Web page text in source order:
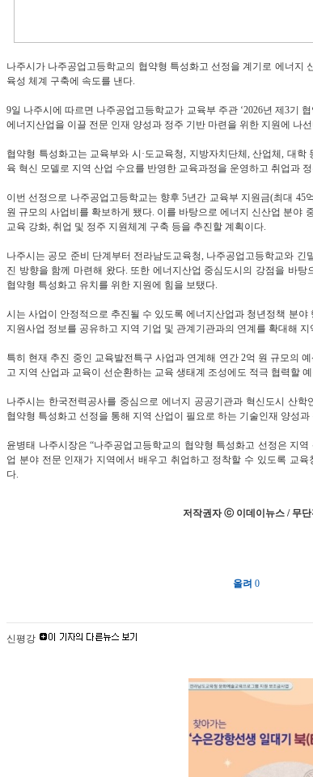
나주시가 나주공업고등학교의 협약형 특성화고 선정을 계기로 에너지
육성 체계 구축에 속도를 낸다.
9일 나주시에 따르면 나주공업고등학교가 교육부 주관 ‘2026년 제3기
에너지산업을 이끌 전문 인재 양성과 정주 기반 마련을 위한 지원에 나
협약형 특성화고는 교육부와 시·도교육청, 지방자치단체, 산업체, 대
육 혁신 모델로 지역 산업 수요를 반영한 교육과정을 운영하고 취업과
이번 선정으로 나주공업고등학교는 향후 5년간 교육부 지원금(최대
원 규모의 사업비를 확보하게 됐다. 이를 바탕으로 에너지 신산업 분야
교육 강화, 취업 및 정주 지원체계 구축 등을 추진할 계획이다.
나주시는 공모 준비 단계부터 전라남도교육청, 나주공업고등학교와
진 방향을 함께 마련해 왔다. 또한 에너지산업 중심도시의 강점을 바
협약형 특성화고 유치를 위한 지원에 힘을 보탰다.
시는 사업이 안정적으로 추진될 수 있도록 에너지산업과 청년정책 분
지원사업 정보를 공유하고 지역 기업 및 관계기관과의 연계를 확대해
특히 현재 추진 중인 교육발전특구 사업과 연계해 연간 2억 원 규모의
고 지역 산업과 교육이 선순환하는 교육 생태계 조성에도 적극 협력할
나주시는 한국전력공사를 중심으로 에너지 공공기관과 혁신도시 산
협약형 특성화고 선정을 통해 지역 산업이 필요로 하는 기술인재 양성
윤병태 나주시장은 “나주공업고등학교의 협약형 특성화고 선정은 지
업 분야 전문 인재가 지역에서 배우고 취업하고 정착할 수 있도록 교
다.
저작권자 ⓒ 이데이뉴스 / 무단
올려 0
신평강